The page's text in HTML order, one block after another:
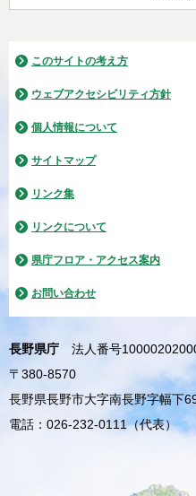
このサイトの考え方
ウェブアクセシビリティ方針
個人情報について
サイトマップ
リンク集
リンクについて
県庁フロア・アクセス案内
お問い合わせ
長野県庁
法人番号
〒380-8570
長野県長野市大字南長野字幅下
電話：026-232-0111（代表）